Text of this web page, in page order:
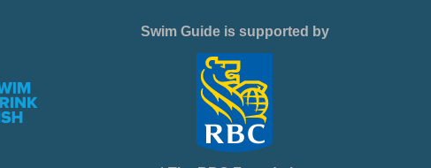
Swim Guide is supported by